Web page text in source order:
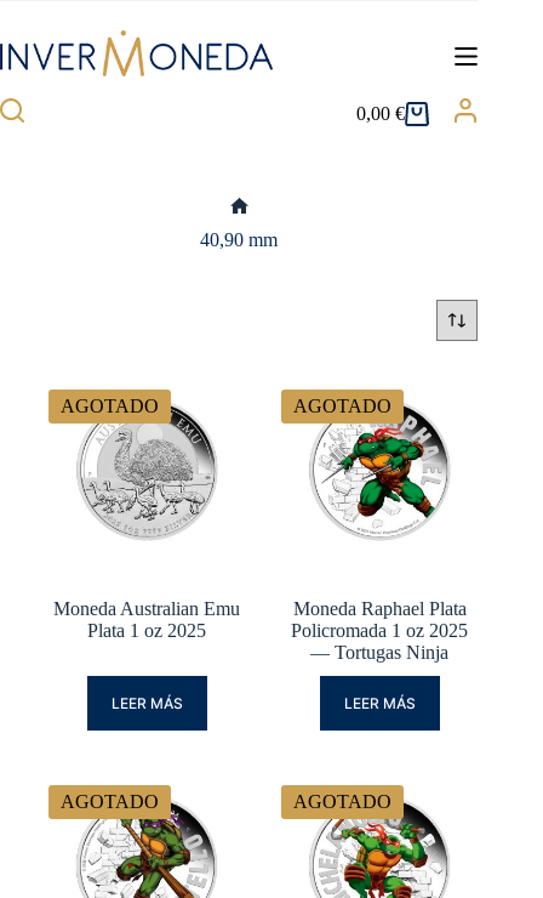
contenido
Carro
0,00€
40,90 mm
AGOTADO
Moneda Australian Emu
Plata 1 oz 2025
LEER MÁS
AGOTADO
Moneda Raphael Plata
Policromada 1 oz 2025
— Tortugas Ninja
LEER MÁS
AGOTADO AGOTADO